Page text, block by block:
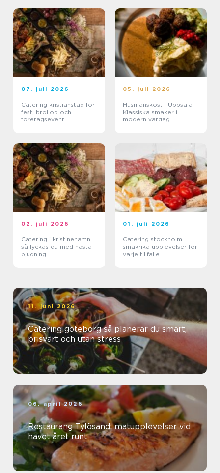
07. juli 2026
Catering kristianstad för
fest, bröllop och
företagsevent
05. juli 2026
Husmanskost i Uppsala:
Klassiska smaker i
modern vardag
02. juli 2026
Catering i kristinehamn
så lyckas du med nästa
bjudning
01. juli 2026
Catering stockholm
smakrika upplevelser för
varje tillfälle
11. juni 2026
Catering göteborg så planerar du smart,
prisvärt och utan stress
06. april 2026
Restaurang Tylösand: matupplevelser vid
havet året runt